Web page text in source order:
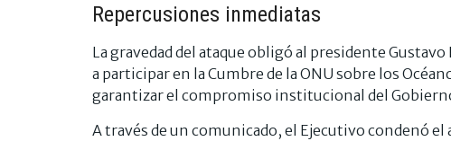
Repercusiones inmediatas
La gravedad del ataque obligó al presidente
a participar en la Cumbre de la ONU sobre los
garantizar el compromiso institucional del
A través de un comunicado, el Ejecutivo condenó el